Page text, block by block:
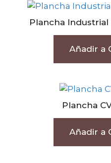
Plancha Industrial
Añadir a
Plancha
Añadir a